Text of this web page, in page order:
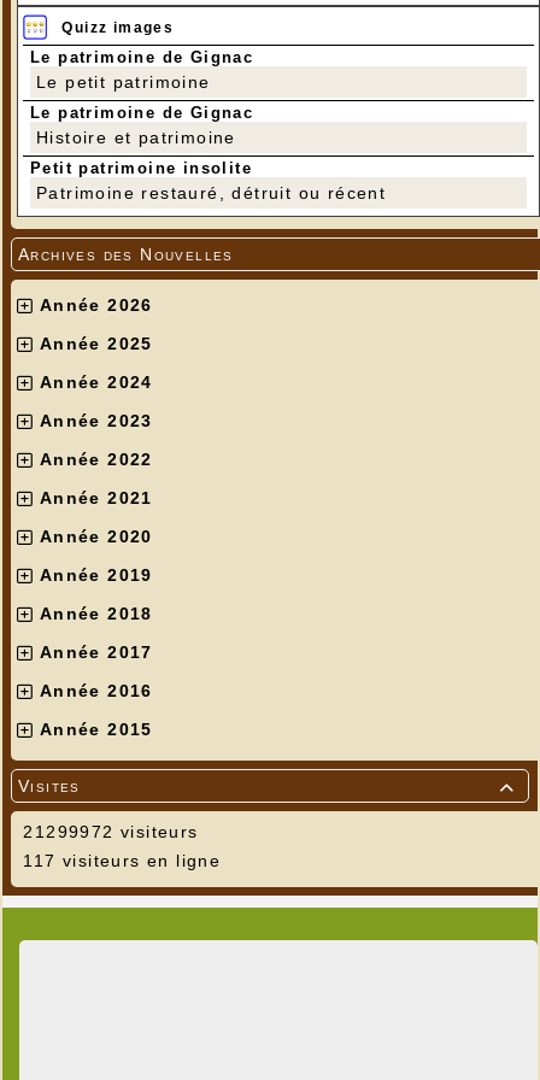
Quizz images
Le patrimoine de Gignac
Le petit patrimoine
Le patrimoine de Gignac
Histoire et patrimoine
Petit patrimoine insolite
Patrimoine restauré, détruit ou récent
Archives des Nouvelles
Année 2026
Année 2025
Année 2024
Année 2023
Année 2022
Année 2021
Année 2020
Année 2019
Année 2018
Année 2017
Année 2016
Année 2015

Visites
21299972 visiteurs
117 visiteurs en ligne